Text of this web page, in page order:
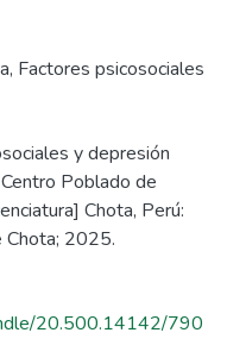
, Factores psicosociales
y depresión
Poblado de
Chota, Perú:
Chota; 2025.
20.500.14142/790